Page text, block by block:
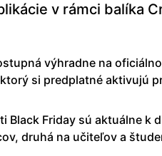
v rámci balíka
výhradne na
si predplatné aktivujú
Black Friday sú aktuálne k
druhá na učiteľov a